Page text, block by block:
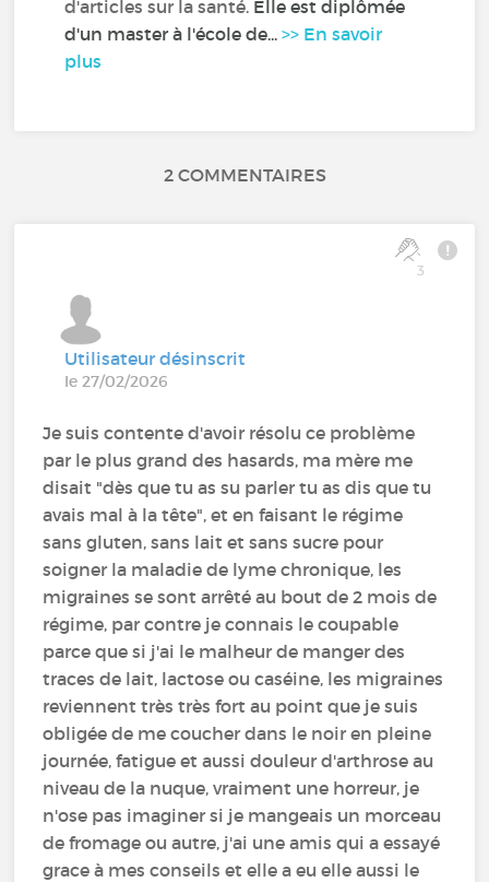
d'articles sur la santé. Elle est diplômée
d'un master à l'école de...>> En savoir
plus
2 COMMENTAIRES
3
Utilisateur désinscrit
le 27/02/2026
Je suis contente d'avoir résolu ce problème
par le plus grand des hasards, ma mère me
disait "dès que tu as su parler tu as dis que tu
avais mal à la tête", et en faisant le régime
sans gluten, sans lait et sans sucre pour
soigner la maladie de lyme chronique, les
migraines se sont arrêté au bout de 2 mois de
régime, par contre je connais le coupable
parce que si j'ai le malheur de manger des
traces de lait, lactose ou caséine, les migraines
reviennent très très fort au point que je suis
obligée de me coucher dans le noir en pleine
journée, fatigue et aussi douleur d'arthrose au
niveau de la nuque, vraiment une horreur, je
n'ose pas imaginer si je mangeais un morceau
de fromage ou autre, j'ai une amis qui a essayé
grace à mes conseils et elle a eu elle aussi le